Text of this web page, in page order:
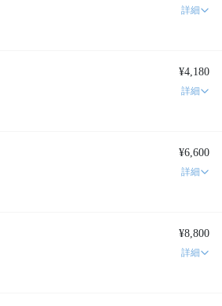
詳細
¥4,180
詳細
¥6,600
詳細
¥8,800
詳細